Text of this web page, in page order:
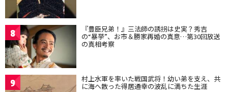
8 『豊臣兄弟！』三法師の誘拐は史実？秀吉
の“暴挙”、お市＆勝家再婚の真意…第30回放送
の真相考察
9 村上水軍を率いた戦国武将！幼い弟を支え、共
に海へ散った得居通幸の波乱に満ちた生涯